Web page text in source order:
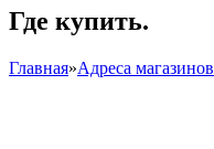
Где купить.
Главная»Адреса магазинов